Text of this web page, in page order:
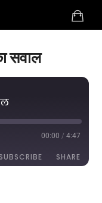
सवाल
00:00 / 4:47
SHARE